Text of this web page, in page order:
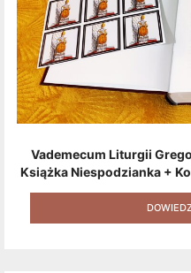
Vademecum Liturgii
Książka Niespodzianka +
+ Gratis (książka W
Produktów +